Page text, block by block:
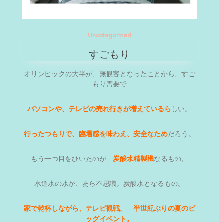
Uncategorized
すごもり
オリンピックの大半が、無観客となったことから、すご
もり需要で
パソコンや、テレビの売れ行きが増えているら しい。
行ったつもりで、臨場感を味わえ、安全なためだろう。
もう一つ目をひいたのが、 炭酸水精製機なるもの。
水道水の水が、あら不思議。炭酸水となるもの。
家で乾杯しながら、テレビ観戦。 半世紀ぶりの夏のビ
ッグイベント。